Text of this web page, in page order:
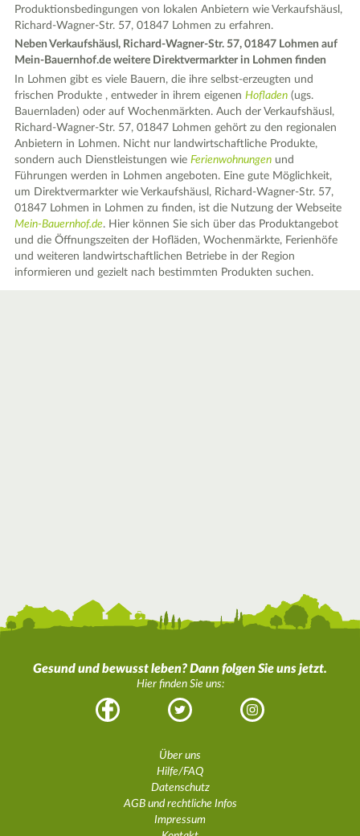
Produktionsbedingungen von lokalen Anbietern wie Verkaufshäusl,
Richard-Wagner-Str. 57, 01847 Lohmen zu erfahren.
Neben Verkaufshäusl, Richard-Wagner-Str. 57, 01847 Lohmen auf
Mein-Bauernhof.de weitere Direktvermarkter in Lohmen finden
In Lohmen gibt es viele Bauern, die ihre selbst-erzeugten und
frischen Produkte , entweder in ihrem eigenenHofladen (ugs.
Bauernladen) oder auf Wochenmärkten. Auch der Verkaufshäusl,
Richard-Wagner-Str. 57, 01847 Lohmen gehört zu den regionalen
Anbietern in Lohmen. Nicht nur landwirtschaftliche Produkte,
sondern auch Dienstleistungen wieFerienwohnungen und
Führungen werden in Lohmen angeboten. Eine gute Möglichkeit,
um Direktvermarkter wie Verkaufshäusl, Richard-Wagner-Str. 57,
01847 Lohmen in Lohmen zu finden, ist die Nutzung der Webseite
Mein-Bauernhof.de. Hier können Sie sich über das Produktangebot
und die Öffnungszeiten der Hofläden, Wochenmärkte, Ferienhöfe
und weiteren landwirtschaftlichen Betriebe in der Region
informieren und gezielt nach bestimmten Produkten suchen.
Gesund und bewusst leben? Dann folgen Sie uns jetzt.
Hier finden Sie uns:
Facebook Twitter Instagram
Über uns
Hilfe/FAQ
Datenschutz
AGB und rechtliche Infos
Impressum